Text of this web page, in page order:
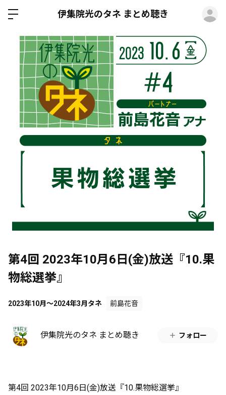
伊集院光のタネ まとめ聴き
第4回 2023年10月6日(金)放送『10.果
物総選挙』
2023年10月～2024年3月タネ 前島花音
伊集院光のタネ まとめ聴き フォロー
第4回 2023年10月6日(金)放送『10.果物総選挙』